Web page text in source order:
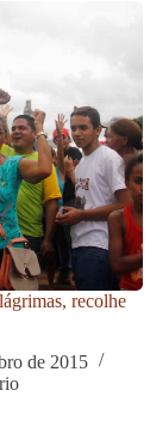
recolhe
de 2015